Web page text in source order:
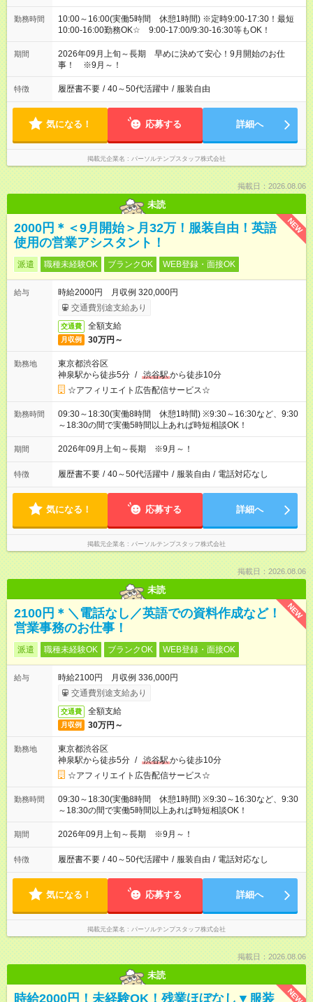
勤務時間
10:00～16:00(実働5時間 休憩1時間) ※定時9:00-17:30！最短
10:00-16:00勤務OK☆ 9:00-17:00/9:30-16:30等もOK！
期間
2026年09月上旬～長期 早めに決めて安心！9月開始のお仕
事！ ※9月～！
特徴 履歴書不要 / 40～50代活躍中 / 服装自由
気になる！ 応募する 詳細へ
掲載元企業名 パーソルテンプスタッフ株式会社
掲載日：2026.08.06
未読
NEW
2000円＊＜9月開始＞月32万！服装自由！英語
使用の営業アシスタント！
派遣 職種未経験OK ブランクOK WEB登録・面接OK
給与
時給2000円 月収例 320,000円
交通費別途支給あり
交通費 全額支給
月収例 30万円～
勤務地
東京都渋谷区
神泉駅から徒歩5分 / 渋谷駅から徒歩10分
☆アフィリエイト広告配信サービス☆
勤務時間
09:30～18:30(実働8時間 休憩1時間) ※9:30～16:30など、9:30
～18:30の間で実働5時間以上あれば時短相談OK！
期間 2026年09月上旬～長期 ※9月～！
特徴 履歴書不要 / 40～50代活躍中 / 服装自由 / 電話対応なし
気になる！ 応募する 詳細へ
掲載元企業名 パーソルテンプスタッフ株式会社
掲載日：2026.08.06
未読
NEW
2100円＊＼電話なし／英語での資料作成など！
営業事務のお仕事！
派遣 職種未経験OK ブランクOK WEB登録・面接OK
給与
時給2100円 月収例 336,000円
交通費別途支給あり
交通費 全額支給
月収例 30万円～
勤務地
東京都渋谷区
神泉駅から徒歩5分 / 渋谷駅から徒歩10分
☆アフィリエイト広告配信サービス☆
勤務時間
09:30～18:30(実働8時間 休憩1時間) ※9:30～16:30など、9:30
～18:30の間で実働5時間以上あれば時短相談OK！
期間 2026年09月上旬～長期 ※9月～！
特徴 履歴書不要 / 40～50代活躍中 / 服装自由 / 電話対応なし
気になる！ 応募する 詳細へ
掲載元企業名 パーソルテンプスタッフ株式会社
掲載日：2026.08.06
未読
NEW
時給2000円！未経験OK！残業ほぼなし▼服装